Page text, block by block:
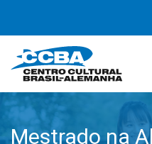
Mestrado na